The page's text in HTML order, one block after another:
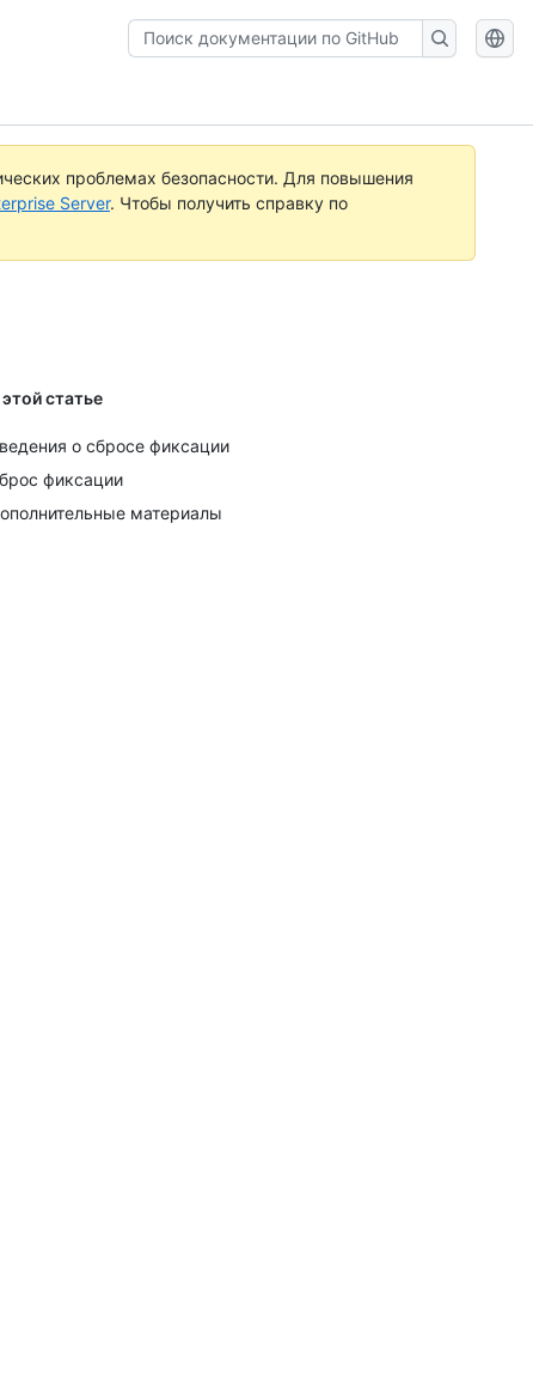
Поиск
документации
проблемах безопасности. Для повышения
Server. Чтобы получить справку по
этой статье
о сбросе фиксации
фиксации
материалы